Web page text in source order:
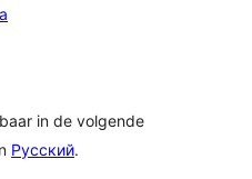
in de volgende
Русский.